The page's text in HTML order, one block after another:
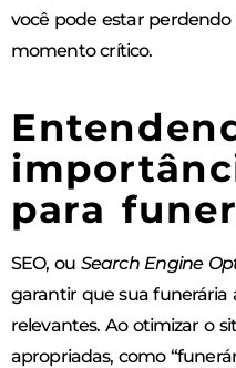
você pode estar
momento crítico.
para
SEO, ou Search Engine
garantir que sua funerária
relevantes. Ao otimizar o
apropriadas, como